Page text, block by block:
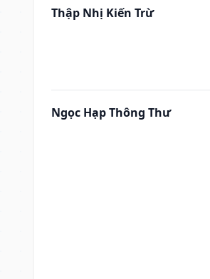
Thập Nhị Kiến Trừ
Ngọc Hạp Thông Thư